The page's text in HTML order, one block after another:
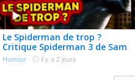
Le Spiderman de trop ?
Critique Spiderman 3 de Sam
Raimi
Humour · il y a 2 jours